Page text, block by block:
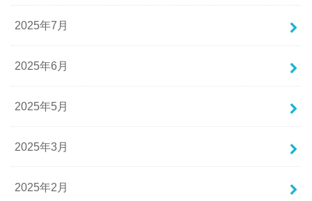
2025年7月
2025年6月
2025年5月
2025年3月
2025年2月